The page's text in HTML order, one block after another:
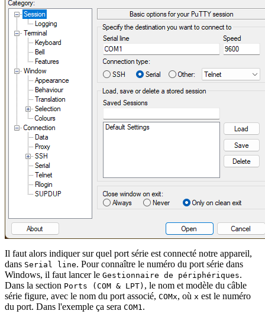
Il faut alors indiquer sur quel port série est connecté notre appareil,
dans Serial line. Pour connaître le numéro du port série dans
Windows, il faut lancer le Gestionnaire de périphériques.
Dans la section Ports (COM & LPT) , le nom et modèle du câble
série figure, avec le nom du port associé, COMx, où x est le numéro
du port. Dans l'exemple ça sera COM1.